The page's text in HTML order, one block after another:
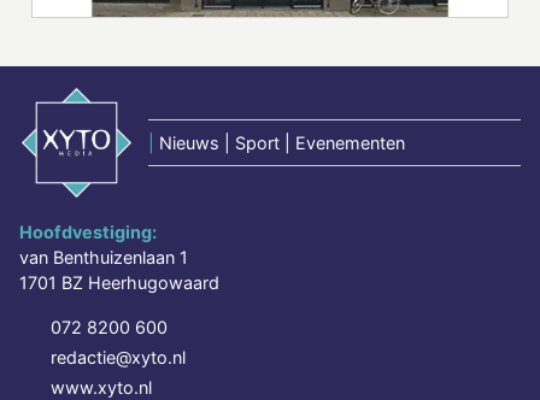
Nieuws | Sport | Evenementen
Hoofdvestiging:
van Benthuizenlaan 1
1701 BZ Heerhugowaard
072 8200 600
redactie@xyto.nl
www.xyto.nl